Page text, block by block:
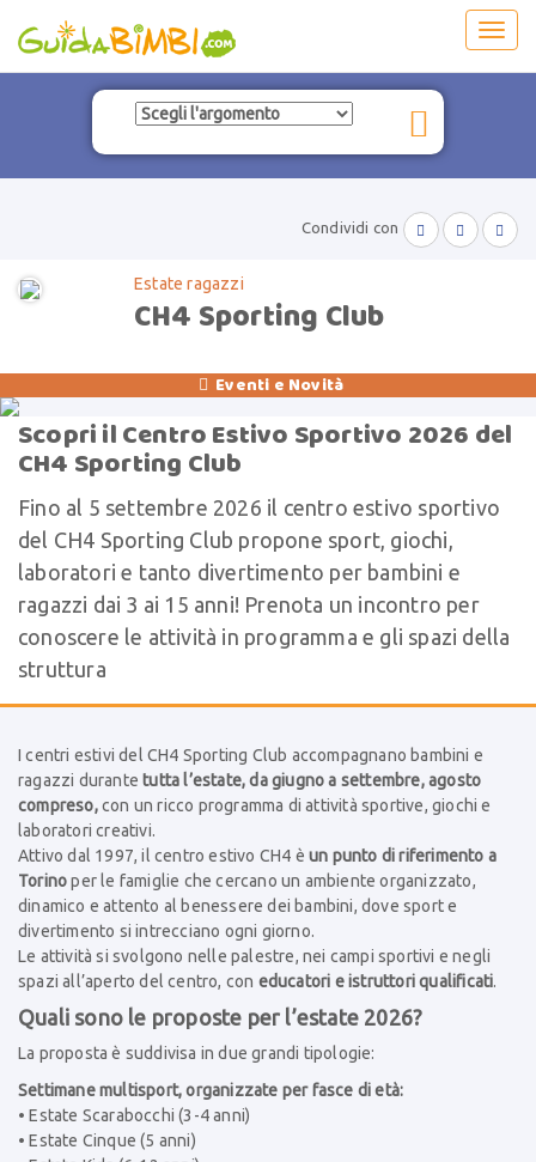
Condividi con   
Estate ragazzi
CH4 Sporting Club
 Eventi e Novità
Scopri il Centro Estivo Sportivo 2026 del
CH4 Sporting Club
Fino al 5 settembre 2026 il centro estivo sportivo
del CH4 Sporting Club propone sport, giochi,
laboratori e tanto divertimento per bambini e
ragazzi dai 3 ai 15 anni! Prenota un incontro per
conoscere le attività in programma e gli spazi della
struttura
I centri estivi del CH4 Sporting Club accompagnano bambini e
ragazzi durantetutta l’estate, da giugno a settembre, agosto
compreso,con un ricco programma di attività sportive, giochi e
laboratori creativi.
Attivo dal 1997, il centro estivo CH4 è un punto di riferimento a
Torinoper le famiglie che cercano un ambiente organizzato,
dinamico e attento al benessere dei bambini, dove sport e
divertimento si intrecciano ogni giorno.
Le attività si svolgono nelle palestre, nei campi sportivi e negli
spazi all’aperto del centro, con educatori e istruttori qualificati.
Quali sono le proposte per l’estate 2026?
La proposta è suddivisa in due grandi tipologie:
Settimane multisport, organizzate per fasce di età:
• Estate Scarabocchi (3-4 anni)
• Estate Cinque (5 anni)